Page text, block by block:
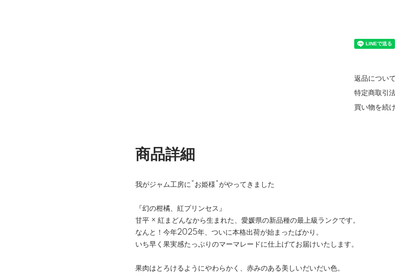
返品について
特定商取引
買い物を続
我がジャム工房に”お姫様”がやってきました
『幻の柑橘、紅プリンセス』
甘平 × 紅まどんなから生まれた、愛媛県の新品種の最上級ランクです。
なんと！今年2025年、ついに本格出荷が始まったばかり。
いち早く果実感たっぷりのマーマレードに仕上げてお届けいたします。
果肉はとろけるようにやわらかく、赤みのある美しいだいだい色。